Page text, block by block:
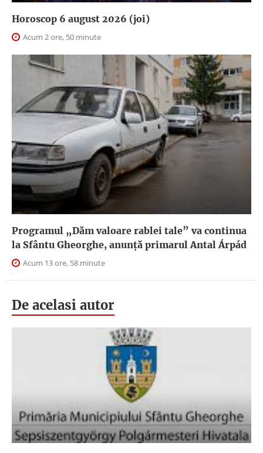
Horoscop 6 august 2026 (joi)
Acum 2 ore, 50 minute
Programul „Dăm valoare rablei tale” va continua
la Sfântu Gheorghe, anunţă primarul Antal Árpád
Acum 13 ore, 58 minute
De acelasi autor